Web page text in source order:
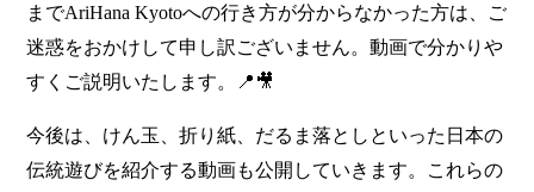
までAriHana Kyotoへの行き方が分からなかった方は、ご
迷惑をおかけして申し訳ございません。動画で分かりや
すくご説明いたします。📍🎥
今後は、けん玉、折り紙、だるま落としといった日本の
伝統遊びを紹介する動画も公開していきます。これらの